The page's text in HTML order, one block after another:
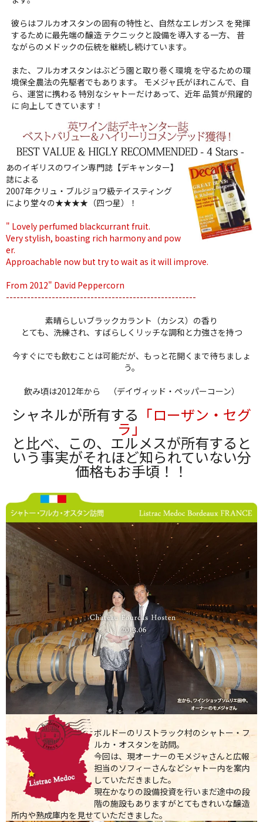
彼らはフルカオスタンの固有の特性と、自然なエレガンス を発揮
するために最先端の醸造 テクニックと設備を導入する一方、 昔
ながらのメドックの伝統を継続し続けています。
また、フルカオスタンはぶどう園と取り巻く環境 を守るための環
境保全農法の先駆者でもあります。 モメジャ氏がほれこんで、自
ら、運営に携わる 特別なシャトーだけあって、近年 品質が飛躍的
に 向上してきています！
あのイギリスのワイン専門誌【デキャンター】
誌による
2007年クリュ・ブルジョワ級テイスティング
により堂々の★★★★（四つ星）！
" Lovely perfumed blackcurrant fruit.
Very stylish, boasting rich harmony and pow
er.
Approachable now but try to wait as it will improve.
From 2012" David Peppercorn
------------------------------------------------------
素晴らしいブラックカラント（カシス）の香り
とても、洗練され、すばらしくリッチな調和と力強さを持つ
今すぐにでも飲むことは可能だが、もっと花開くまで待ちましょ
う。
飲み頃は2012年から （デイヴィッド・ペッパーコーン）
シャネルが所有する 「ローザン・セグ
ラ」
と比べ、この、エルメスが所有すると
いう事実がそれほど知られていない分
価格もお手頃！！
ボルドーのリストラック村のシャトー・フ
ルカ・オスタンを訪問。
今回は、現オーナーのモメジャさんと広報
担当のソフィーさんなどシャトー内を案内
していただきました。
現在かなりの設備投資を行いまだ途中の段
階の施設もありますがとてもきれいな醸造
所内や熟成庫内を見せていただきました。